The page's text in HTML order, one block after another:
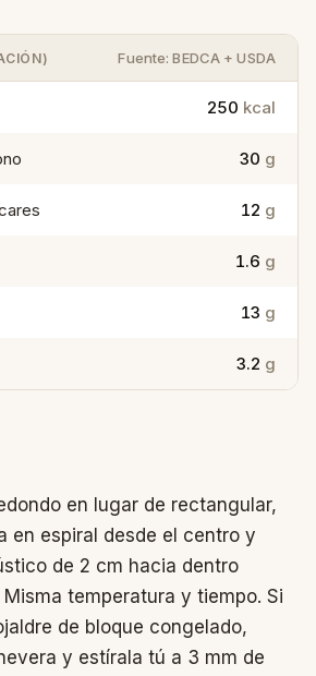
Fuente: BEDCA + USDA
250 kcal
30 g
12 g
1.6 g
13 g
3.2 g
en lugar de rectangular,
en espiral desde el centro y
de 2 cm hacia dentro
temperatura y tiempo. Si
de bloque congelado,
y estírala tú a 3 mm de